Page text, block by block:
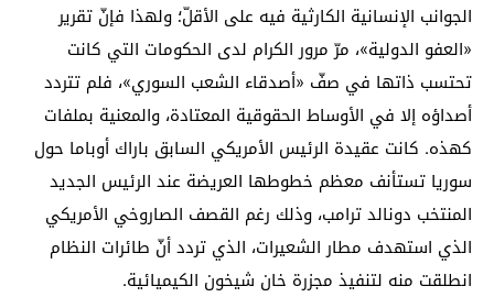
الجوانب الإنسانية الكارثية فيه على الأقلّ؛ ولهذا فإنّ تقرير
«العفو الدولية»، مرّ مرور الكرام لدى الحكومات التي كانت
تحتسب ذاتها في صفّ «أصدقاء الشعب السوري»، فلم تتردد
أصداؤه إلا في الأوساط الحقوقية المعتادة، والمعنية بملفات
كهذه. كانت عقيدة الرئيس الأمريكي السابق باراك أوباما حول
سوريا تستأنف معظم خطوطها العريضة عند الرئيس الجديد
المنتخب دونالد ترامب، وذلك رغم القصف الصاروخي الأمريكي
الذي استهدف مطار الشعيرات، الذي تردد أنّ طائرات النظام
انطلقت منه لتنفيذ مجزرة خان شيخون الكيميائية.